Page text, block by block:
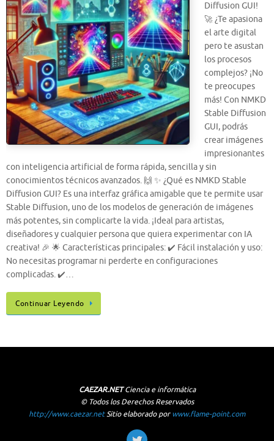
Diffusion GUI!
🚀 ¿Te apasiona
el arte digital
pero te asustan
los procesos
complejos? ¡No
te preocupes
más! Con NMKD
Stable Diffusion
GUI, podrás
crear imágenes
impresionantes
con inteligencia artificial de forma rápida, sencilla y sin
conocimientos técnicos avanzados. 🙌 ✨ ¿Qué es NMKD Stable
Diffusion GUI? Es una interfaz gráfica amigable que te permite usar
Stable Diffusion, uno de los modelos de generación de imágenes
más potentes, sin complicarte la vida. ¡Ideal para artistas,
diseñadores y cualquier persona que quiera experimentar con IA
creativa! 🎉 🌟 Características principales: ✔️ Fácil instalación y uso:
No necesitas programar ni perderte en configuraciones
complicadas. ✔️…
Continuar Leyendo
CAEZAR.NETCiencia e informática
© Todos los Derechos Reservados
http://www.caezar.netSitio elaborado porwww.flame-point.com